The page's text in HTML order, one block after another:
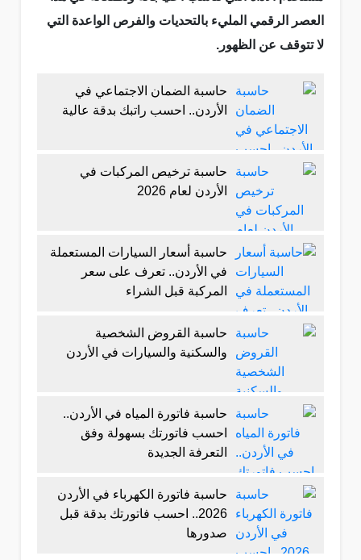
العصر الرقمي المليء بالتحديات والفرص الواعدة التي
لا تتوقف عن الظهور.
حاسبة الضمان الاجتماعي في
الأردن.. احسب راتبك بدقة عالية
حاسبة ترخيص المركبات في
الأردن لعام 2026
حاسبة أسعار السيارات المستعملة
في الأردن.. تعرف على سعر
المركبة قبل الشراء
حاسبة القروض الشخصية
والسكنية والسيارات في الأردن
حاسبة فاتورة المياه في الأردن..
احسب فاتورتك بسهولة وفق
التعرفة الجديدة
حاسبة فاتورة الكهرباء في الأردن
2026.. احسب فاتورتك بدقة قبل
صدورها